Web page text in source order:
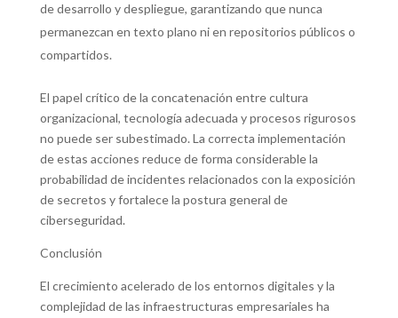
de desarrollo y despliegue, garantizando que nunca
permanezcan en texto plano ni en repositorios públicos o
compartidos.
El papel crítico de la concatenación entre cultura
organizacional, tecnología adecuada y procesos rigurosos
no puede ser subestimado. La correcta implementación
de estas acciones reduce de forma considerable la
probabilidad de incidentes relacionados con la exposición
de secretos y fortalece la postura general de
ciberseguridad.
Conclusión
El crecimiento acelerado de los entornos digitales y la
complejidad de las infraestructuras empresariales ha